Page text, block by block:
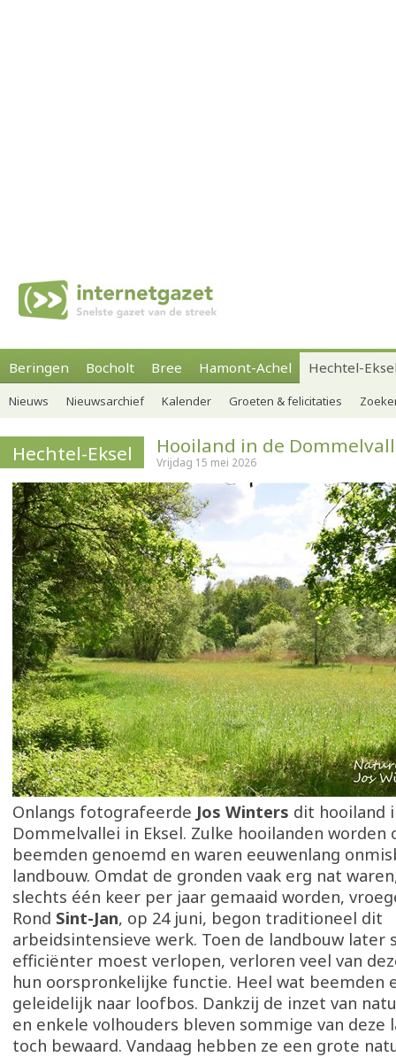
Beringen Bocholt Bree Hamont-Achel Hechtel-
Nieuws Nieuwsarchief Kalender Groeten & felicitaties
Hechtel-Eksel Hooiland in de
Vrijdag 15 mei 2026
Onlangs fotografeerde Jos Winters dit hooiland
Dommelvallei in Eksel. Zulke hooilanden worden
beemden genoemd en waren eeuwenlang
landbouw. Omdat de gronden vaak erg nat
slechts één keer per jaar gemaaid worden,
Rond Sint-Jan, op 24 juni, begon traditioneel dit
arbeidsintensieve werk. Toen de landbouw later
efficiënter moest verlopen, verloren veel van
hun oorspronkelijke functie. Heel wat beemden
geleidelijk naar loofbos. Dankzij de inzet van
en enkele volhouders bleven sommige van deze
toch bewaard. Vandaag hebben ze een grote